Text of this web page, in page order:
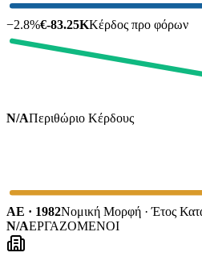
−2.8%€-83.25KΚέρδος προ φόρων
N/AΠεριθώριο Κέρδους
ΑΕ · 1982Νομική Μορφή · Έτος
N/AΕΡΓΑΖΟΜΕΝΟΙ